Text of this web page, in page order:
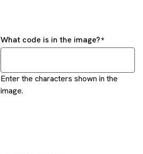
What code is in the image?
Enter the characters shown in the
image.